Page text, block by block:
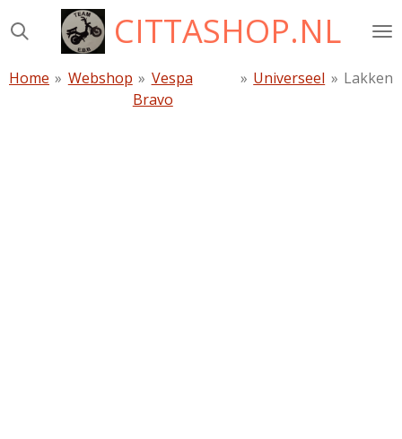
direct
de
CITTASHOP.NL
Home » Webshop » Vespa
Bravo
» Universeel » Lakken